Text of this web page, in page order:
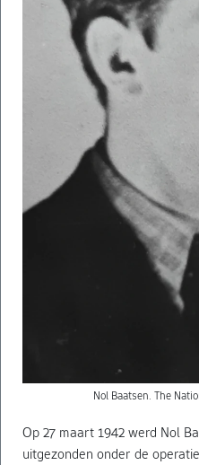
Nol Baatsen. The
Op 27 maart 1942 werd Nol
uitgezonden onder de